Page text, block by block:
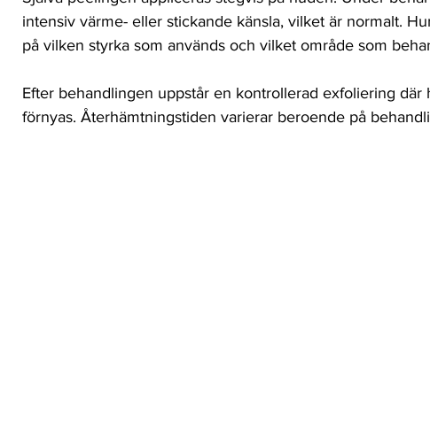
intensiv värme- eller stickande känsla, vilket är normalt.
på vilken styrka som används och vilket område som
Efter behandlingen uppstår en kontrollerad exfoliering där
förnyas. Återhämtningstiden varierar beroende på